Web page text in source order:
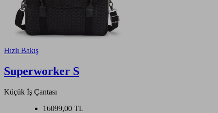
Hızlı Bakış
Superworker S
Küçük İş Çantası
16099,00 TL